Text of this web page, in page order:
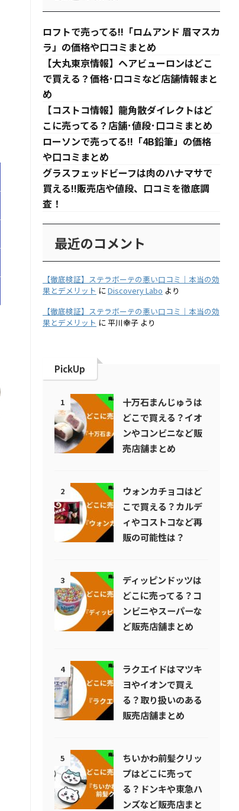
ロフトで売ってる!!「ロムアンド 眉マスカ
ラ」の価格や口コミまとめ
【大丸東京情報】ヘアビューロンはどこ
で買える？価格･口コミなど店舗情報まと
め
【コストコ情報】龍角散ダイレクトはど
こに売ってる？店舗･値段･口コミまとめ
ローソンで売ってる!!「4B鉛筆」の価格
や口コミまとめ
グラスフェッドビーフは肉のハナマサで
買える!!販売店や値段、口コミを徹底調
査！
最近のコメント
【徹底検証】ステラボーテの悪い口コミ｜本当の効
果とデメリット にDiscovery Labo より
【徹底検証】ステラボーテの悪い口コミ｜本当の効
果とデメリット に平川幸子 より
PickUp
1
十万石まんじゅうは
どこで買える？イオ
ンやコンビニなど販
売店舗まとめ
2
ウォンカチョコはど
こで買える？カルデ
ィやコストコなど再
販の可能性は？
3
ディッピンドッツは
どこに売ってる？コ
ンビニやスーパーな
ど販売店舗まとめ
4
ラクエイドはマツキ
ヨやイオンで買え
る？取り扱いのある
販売店舗まとめ
5
ちいかわ前髪クリッ
プはどこに売って
る？ドンキや東急ハ
ンズなど販売店まと